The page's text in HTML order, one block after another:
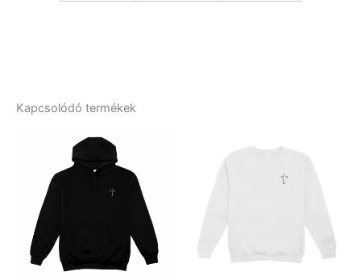
Kapcsolódó termékek